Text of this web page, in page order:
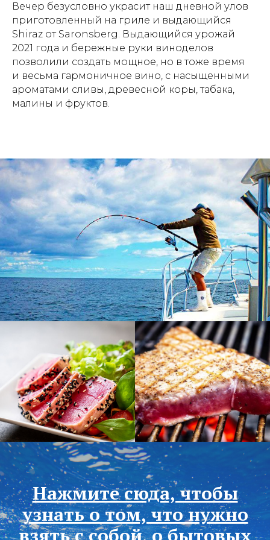
Вечер безусловно украсит наш дневной улов
приготовленный на гриле и выдающийся
Shiraz от Saronsberg. Выдающийся урожай
2021 года и бережные руки виноделов
позволили создать мощное, но в тоже время
и весьма гармоничное вино, с насыщенными
ароматами сливы, древесной коры, табака,
малины и фруктов.
Нажмите сюда, чтобы
узнать о том, что нужно
взять с собой, о бытовых